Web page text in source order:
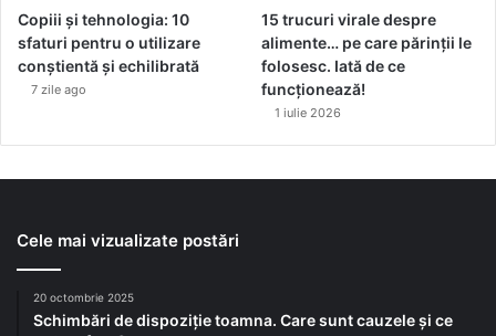
Copiii și tehnologia: 10
sfaturi pentru o utilizare
conștientă și echilibrată
7 zile ago
15 trucuri virale despre
alimente… pe care părinții le
folosesc. Iată de ce
funcționează!
1 iulie 2026
Cele mai vizualizate postări
20 octombrie 2025
Schimbări de dispoziție toamna. Care sunt cauzele și ce